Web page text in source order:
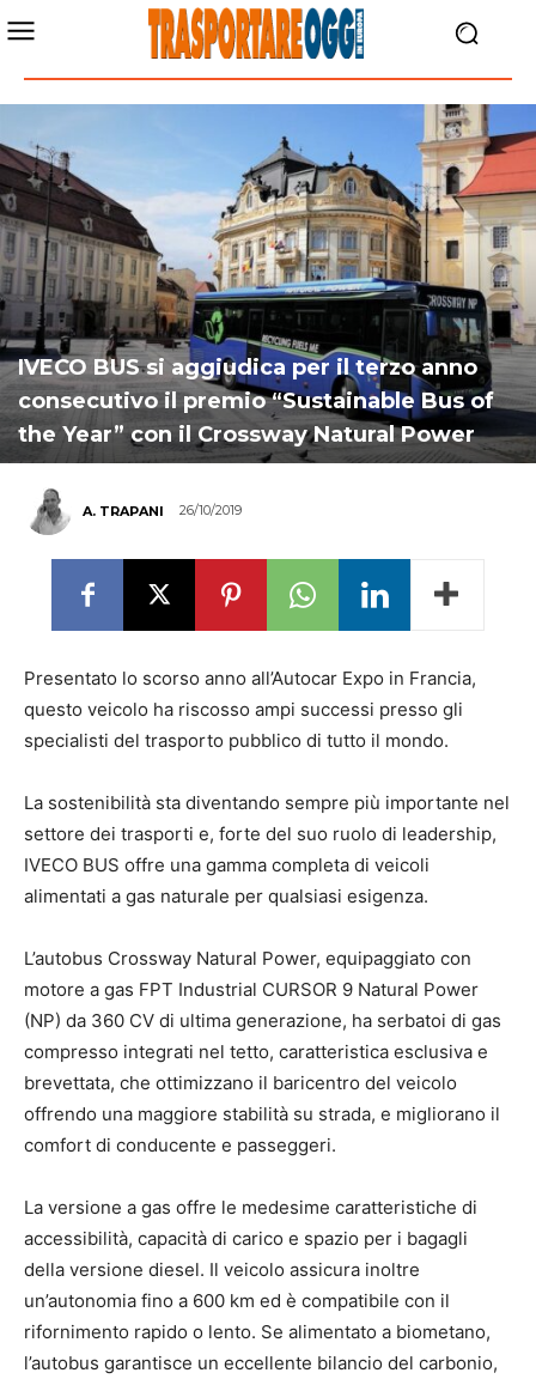
IVECO BUS si aggiudica per il terzo anno
consecutivo il premio “Sustainable Bus of
the Year” con il Crossway Natural Power
A. TRAPANI 26/10/2019
Presentato lo scorso anno all’Autocar Expo in Francia,
questo veicolo ha riscosso ampi successi presso gli
specialisti del trasporto pubblico di tutto il mondo.
La sostenibilità sta diventando sempre più importante nel
settore dei trasporti e, forte del suo ruolo di leadership,
IVECO BUS offre una gamma completa di veicoli
alimentati a gas naturale per qualsiasi esigenza.
L’autobus Crossway Natural Power, equipaggiato con
motore a gas FPT Industrial CURSOR 9 Natural Power
(NP) da 360 CV di ultima generazione, ha serbatoi di gas
compresso integrati nel tetto, caratteristica esclusiva e
brevettata, che ottimizzano il baricentro del veicolo
offrendo una maggiore stabilità su strada, e migliorano il
comfort di conducente e passeggeri.
La versione a gas offre le medesime caratteristiche di
accessibilità, capacità di carico e spazio per i bagagli
della versione diesel. Il veicolo assicura inoltre
un’autonomia fino a 600 km ed è compatibile con il
rifornimento rapido o lento. Se alimentato a biometano,
l’autobus garantisce un eccellente bilancio del carbonio,